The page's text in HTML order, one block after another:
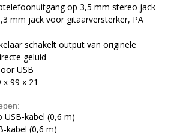
op 3,5 mm stereo jack
mm jack voor gitaarversterker, PA
schakelt output van originele
geluid
USB
99 x 21
USB-kabel (0,6 m)
kabel (0,6 m)